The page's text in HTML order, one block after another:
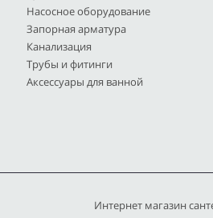
Насосное оборудование
Запорная арматура
Канализация
Трубы и фитинги
Аксессуары для ванной
Интернет магазин